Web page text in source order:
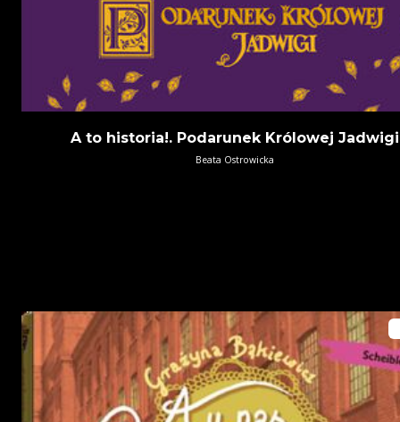
A to historia!. Podarunek Królowej Jadwigi
Beata Ostrowicka